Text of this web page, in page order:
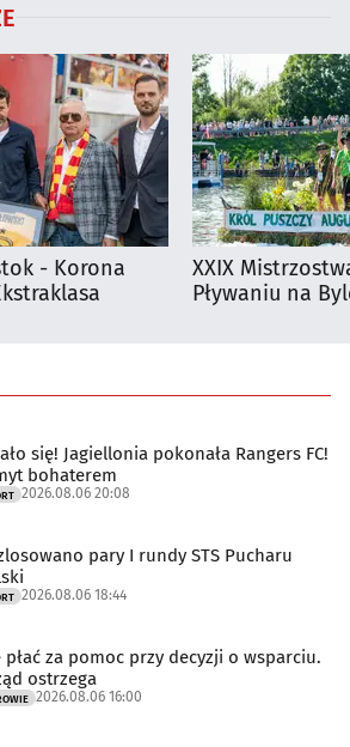
- Korona
XXIX
Pływaniu na
się! Jagiellonia pokonała Rangers FC!
bohaterem
2026.08.06 20:08
pary I rundy STS Pucharu
2026.08.06 18:44
płać za pomoc przy decyzji o wsparciu.
ostrzega
2026.08.06 16:00